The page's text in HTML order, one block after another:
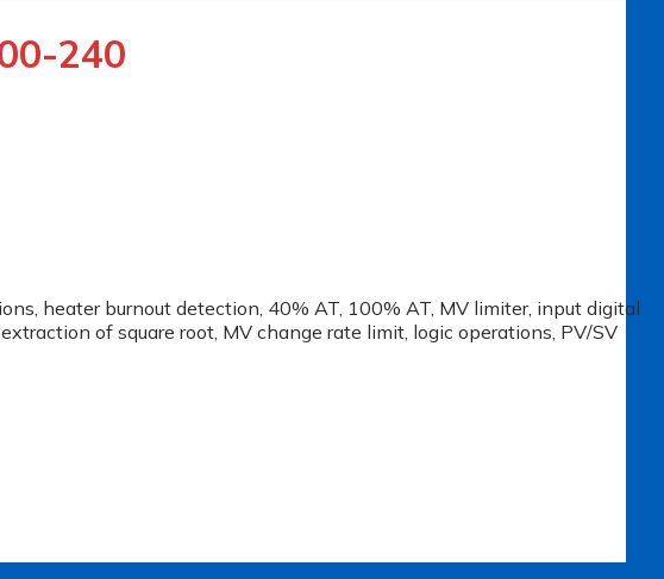
240
heater burnout detection, 40% AT, 100% AT, MV limiter, input digital
of square root, MV change rate limit, logic operations, PV/SV